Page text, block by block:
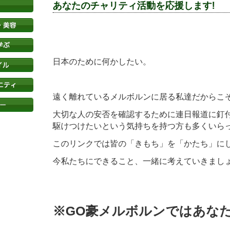
あなたのチャリティ活動を応援します!
日本のために何かしたい。
遠く離れているメルボルンに居る私達だからこ
大切な人の安否を確認するために連日報道に
駆けつけたいという気持ちを持つ方も多くいら
このリンクでは皆の「きもち」を「かたち」に
今私たちにできること、一緒に考えていきまし
※GO豪メルボルンではあな